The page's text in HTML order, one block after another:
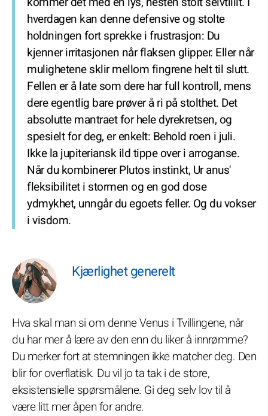
hverdagen kan denne defensive og stolte
holdningen fort sprekke i frustrasjon: Du
kjenner irritasjonen når flaksen glipper. Eller når
mulighetene sklir mellom fingrene helt til slutt.
Fellen er å late som dere har full kontroll, mens
dere egentlig bare prøver å ri på stolthet. Det
absolutte mantraet for hele dyrekretsen, og
spesielt for deg, er enkelt: Behold roen i juli.
Ikke la jupiteriansk ild tippe over i arroganse.
Når du kombinerer Plutos instinkt, Ur anus'
fleksibilitet i stormen og en god dose
ydmykhet, unngår du egoets feller. Og du vokser
i visdom.
Kjærlighet generelt
Hva skal man si om denne Venus i Tvillingene, når
du har mer å lære av den enn du liker å innrømme?
Du merker fort at stemningen ikke matcher deg. Den
blir for overflatisk. Du vil jo ta tak i de store,
eksistensielle spørsmålene. Gi deg selv lov til å
være litt mer åpen for andre.